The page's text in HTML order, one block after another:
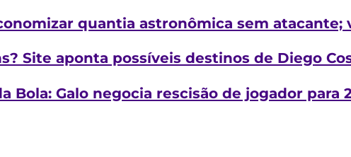
quantia astronômica sem atacante;
Site aponta possíveis destinos de Diego
Bola: Galo negocia rescisão de jogador para